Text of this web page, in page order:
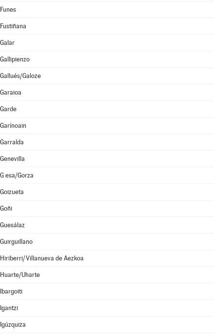
Funes
Fustiñana
Galar
Gallipienzo
Gallués/Galoze
Garaioa
Garde
Garínoain
Garralda
Genevilla
G esa/Gorza
Goizueta
Goñi
Guesálaz
Guirguillano
Hiriberri/Villanueva de Aezkoa
Huarte/Uharte
Ibargoiti
Igantzi
Igúzquiza